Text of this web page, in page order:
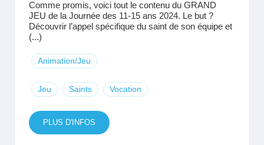
Comme promis, voici tout le contenu du GRAND
JEU de la Journée des 11-15 ans 2024. Le but ?
Découvrir l’appel spécifique du saint de son équipe et
(...)
Animation/Jeu
Jeu Saints Vocation
PLUS D'INFOS